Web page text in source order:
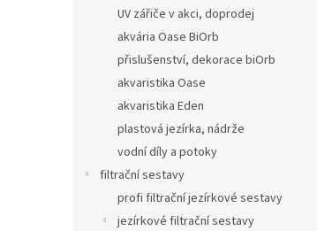
UV zářiče v akci, doprodej
akvária Oase BiOrb
přislušenství, dekorace biOrb
akvaristika Oase
akvaristika Eden
plastová jezírka, nádrže
vodní díly a potoky
filtrační sestavy
profi filtrační jezírkové sestavy
jezírkové filtrační sestavy